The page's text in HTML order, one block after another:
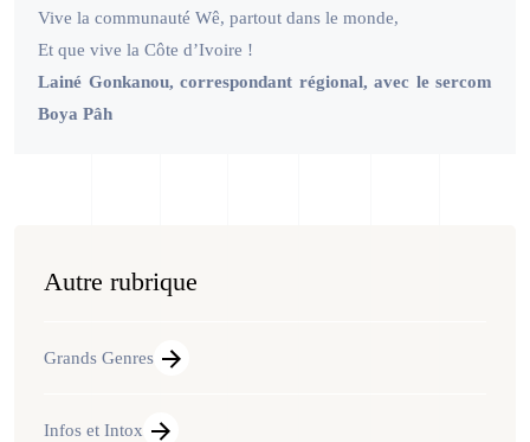
Vive la communauté Wê, partout dans le monde,
Et que vive la Côte d’Ivoire !
Lainé Gonkanou, correspondant régional, avec le sercom
Boya Pâh
Autre rubrique
Grands Genres
Infos et Intox